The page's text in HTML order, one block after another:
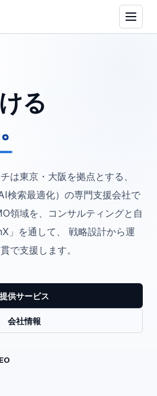
る
は東京・大阪を拠点とする、
検索最適化）の専門支援会社で
領域を、コンサルティングと自
」を通して、 戦略設計から運
で支援します。
提供サービス
会社情報